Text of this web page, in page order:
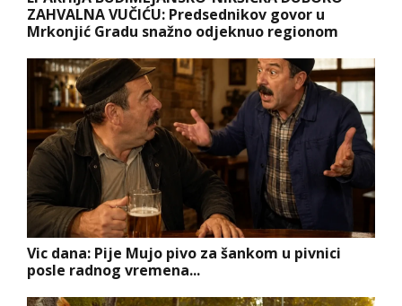
ZAHVALNA VUČIĆU: Predsednikov govor u
Mrkonjić Gradu snažno odjeknuo regionom
Vic dana: Pije Mujo pivo za šankom u pivnici
posle radnog vremena...